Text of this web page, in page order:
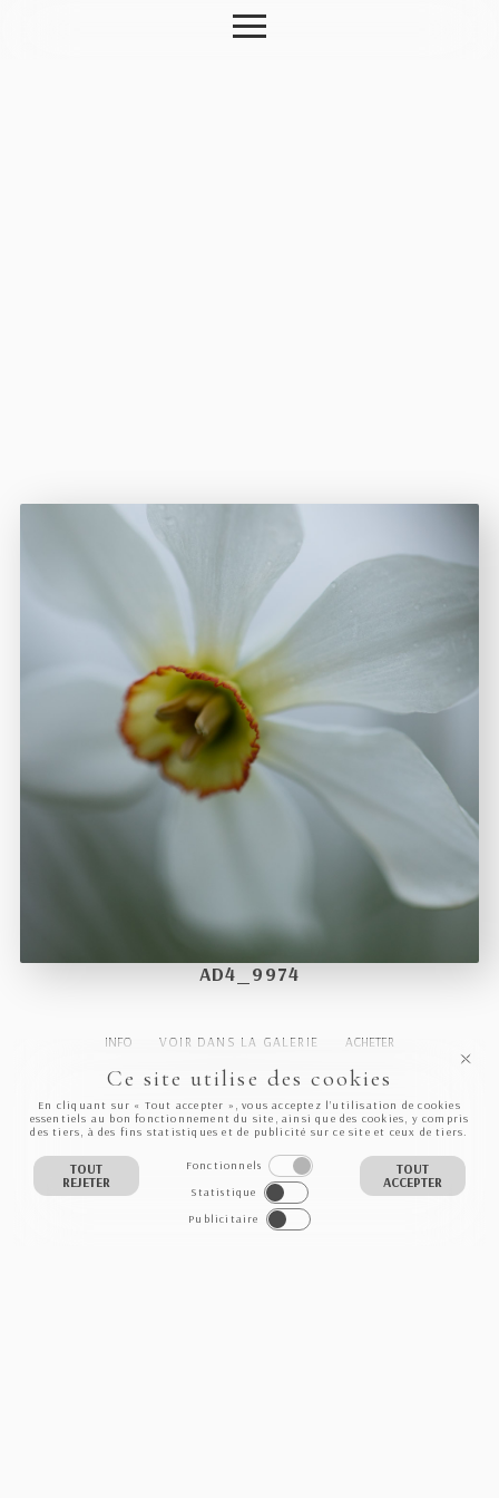
AD4_9974
INFO VOIR DANS LA GALERIE ACHETER
Ce site utilise des cookies
En cliquant sur « Tout accepter », vous acceptez l’utilisation de cookies
essentiels au bon fonctionnement du site, ainsi que des cookies, y compris
des tiers, à des fins statistiques et de publicité sur ce site et ceux de tiers.
TOUT
REJETER
Fonctionnels
Statistique
Publicitaire
TOUT
ACCEPTER